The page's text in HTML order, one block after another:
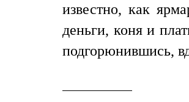
известно, как
деньги, коня и
подгорюнившись,